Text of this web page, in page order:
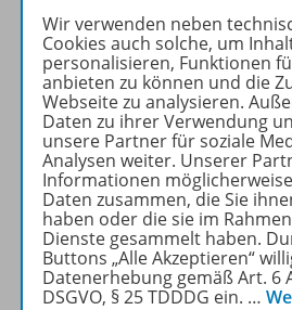
Inhalte
Zugehörige Produkte
Wir verwenden neben
Cookies auch solche, um
personalisieren, Funktionen
anbieten zu können und die
Webseite zu analysieren.
Daten zu ihrer Verwendung
unsere Partner für soziale
Analysen weiter. Unserer
Informationen
Daten zusammen, die Sie
haben oder die sie im
Dienste gesammelt haben.
Buttons „Alle Akzeptieren“
Datenerhebung gemäß Art. 6
DSGVO, § 25 TDDDG ein. …